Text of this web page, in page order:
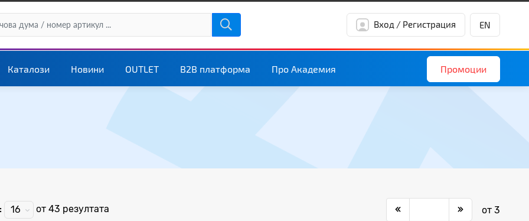
Вход / Регистрация EN
Каталози Новини OUTLET B2B платформа Про Академия Промоции
16 от 43 резултата от 3